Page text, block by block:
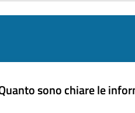
sono chiare le